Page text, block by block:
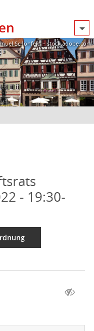
Schönfeld – stock.adobe.com
- 19:30-